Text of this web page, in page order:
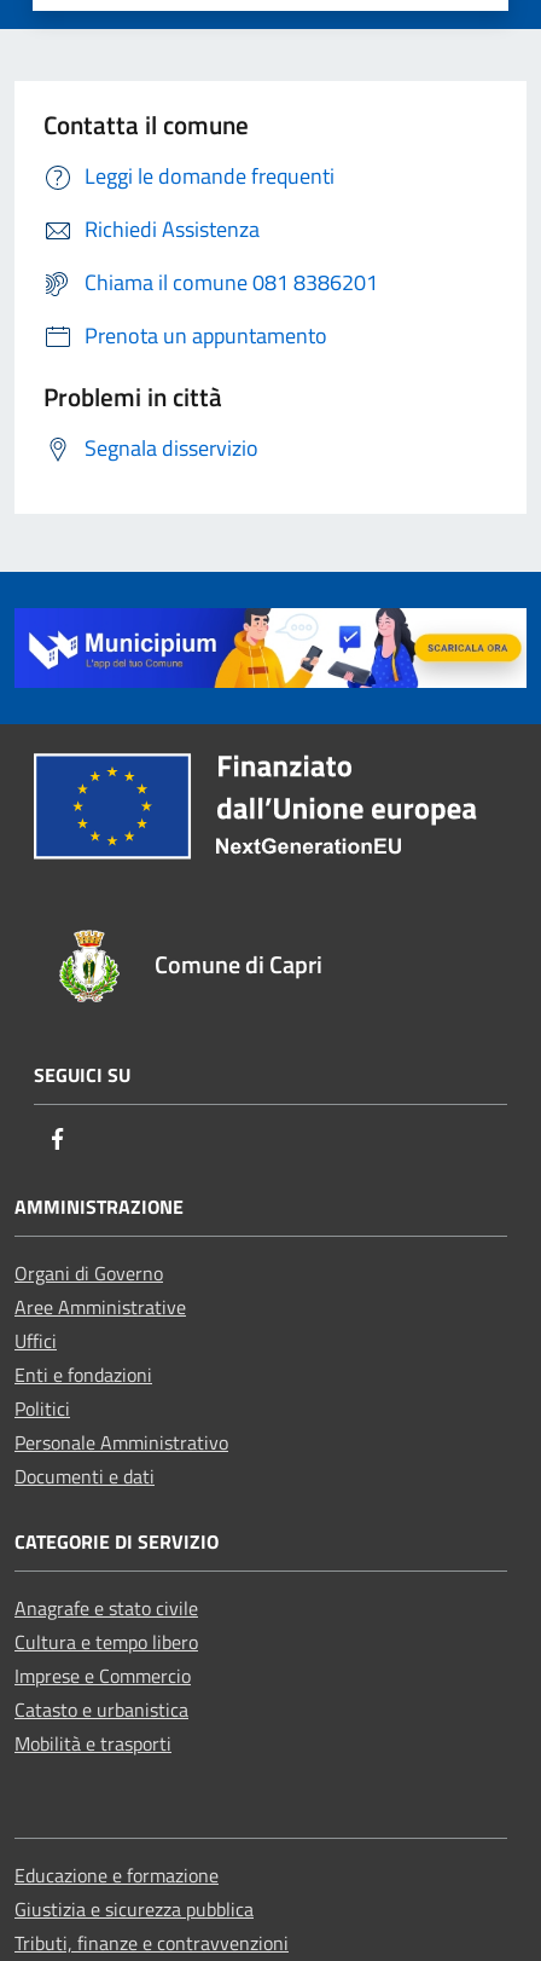
Contatta il comune
Leggi le domande frequenti
Richiedi Assistenza
Chiama il comune 081 8386201
Prenota un appuntamento
Problemi in città
Segnala disservizio
Comune di Capri
SEGUICI SU
AMMINISTRAZIONE
Organi di Governo
Aree Amministrative
Uffici
Enti e fondazioni
Politici
Personale Amministrativo
Documenti e dati
CATEGORIE DI SERVIZIO
Anagrafe e stato civile
Cultura e tempo libero
Imprese e Commercio
Catasto e urbanistica
Mobilità e trasporti
Educazione e formazione
Giustizia e sicurezza pubblica
Tributi, finanze e contravvenzioni